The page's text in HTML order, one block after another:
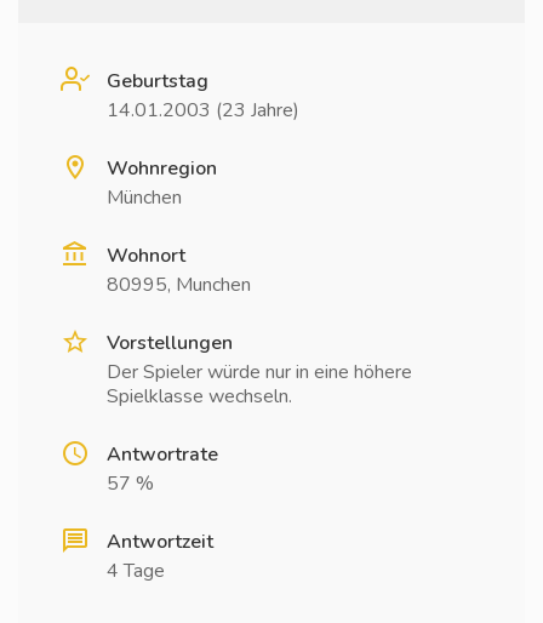
Geburtstag
14.01.2003 (23 Jahre)
Wohnregion
München
Wohnort
80995, Munchen
Vorstellungen
Der Spieler würde nur in eine höhere
Spielklasse wechseln.
Antwortrate
57 %
Antwortzeit
4 Tage